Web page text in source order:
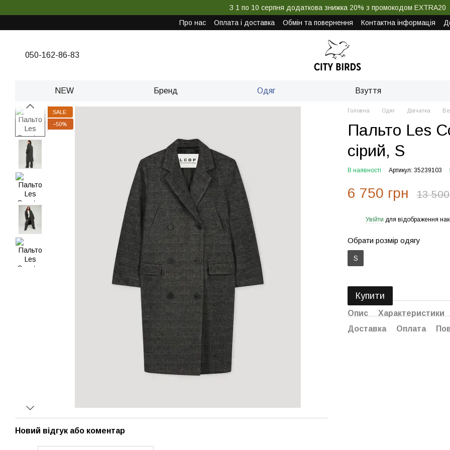
З 1 по 10 серпня додаткова знижка 20% з промокодом EXTRA20
Про нас
Оплата і доставка Обмін та повернення Контактна інформація
050-162-86-83
NEW Бренд Одяг Взуття
SALE
−50%
Новий відгук або коментар
Головна Одяг Дівчатка
Пальто Les
сірий, S
В наявності Артикул: 35239103
6 750 грн 13 500
Увійти для відображення
Обрати розмір одягу
S
Купити
Опис
Характеристики
Доставка
Оплата